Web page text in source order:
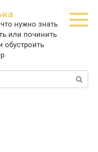
нужно знать
или починить
обустроить